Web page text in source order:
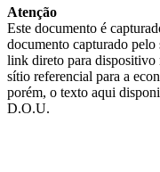
Atenção
Este documento é
documento capturado pelo
link direto para
sítio referencial para a
porém, o texto aqui
D.O.U.